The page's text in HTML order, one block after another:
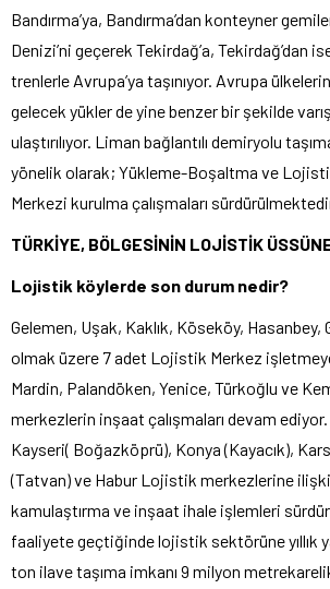
Bandırma’ya, Bandırma’dan konteyner
Denizi’ni geçerek Tekirdağ’a, Tekirdağ’dan
trenlerle Avrupa’ya taşınıyor. Avrupa
gelecek yükler de yine benzer bir şekilde
ulaştırılıyor. Liman bağlantılı demiryolu
yönelik olarak; Yükleme-Boşaltma ve
Merkezi kurulma çalışmaları
TÜRKİYE, BÖLGESİNİN LOJİSTİK
Lojistik köylerde son durum nedir?
Gelemen, Uşak, Kaklık, Köseköy, Hasanbey,
olmak üzere 7 adet Lojistik Merkez
Mardin, Palandöken, Yenice, Türkoğlu ve
merkezlerin inşaat çalışmaları devam ediyor.
Kayseri( Boğazköprü), Konya (Kayacık),
(Tatvan) ve Habur Lojistik merkezlerine
kamulaştırma ve inşaat ihale işlemleri
faaliyete geçtiğinde lojistik sektörüne yıllık
ton ilave taşıma imkanı 9 milyon